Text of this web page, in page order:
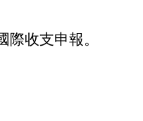
收支申報。